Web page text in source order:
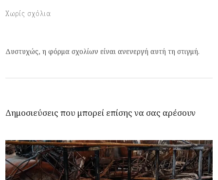
Χωρίς σχόλια
Δυστυχώς, η φόρμα σχολίων είναι ανενεργή αυτή τη στιγμή.
Δημοσιεύσεις που μπορεί επίσης να σας αρέσουν